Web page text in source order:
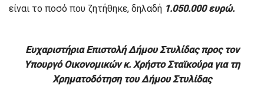
είναι το ποσό που ζητήθηκε, δηλαδή 1.050.000 ευρώ.
Ευχαριστήρια Επιστολή Δήμου Στυλίδας προς τον
Υπουργό Οικονομικών κ. Χρήστο Σταϊκούρα για τη
Χρηματοδότηση του Δήμου Στυλίδας